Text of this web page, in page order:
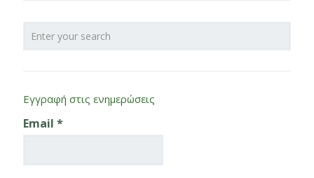
Εγγραφή στις ενημερώσεις
Email *